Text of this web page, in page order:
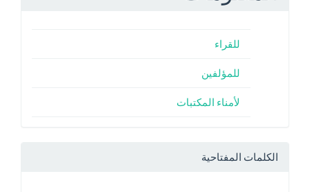
للقراء
للمؤلفين
لأمناء المكتبات
الكلمات المفتاحية